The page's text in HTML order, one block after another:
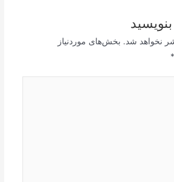
نخواهد شد. بخش‌های موردنیاز
*